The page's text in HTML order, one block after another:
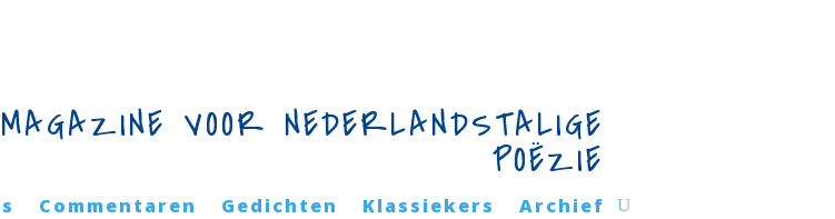
VOOR NEDERLANDSTALIGE
POËZIE
Commentaren Gedichten Klassiekers Archief